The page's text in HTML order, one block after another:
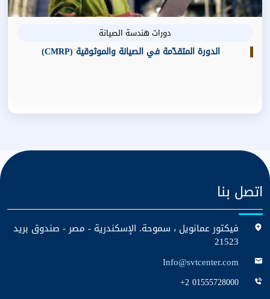
دورات هندسة الصيانة
الدورة المتقدّمة في الصيانة والموثوقية (CMRP)
اتصل بنا
فيكتور عمانويل ، سموحة. الإسكندرية - مصر - صندوق بريد
21523
Info@svtcenter.com
+2 01555728000